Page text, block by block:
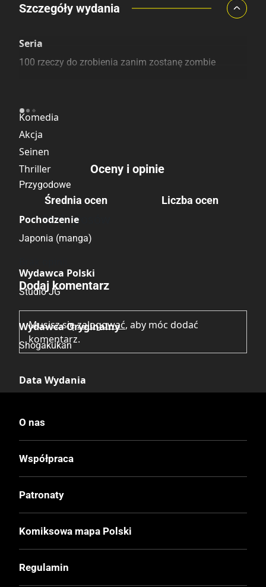
Porównaj ceny
Szczegóły wydania
Seria
100 rzeczy do zrobienia zanim zostanę zombie
Komedia
Akcja
Seinen
Thriller
Przygodowe
Pochodzenie
Japonia (manga)
Wydawca Polski
Studio JG
Wydawca Oryginalny
Shogakukan
Data Wydania
I
Druk
Miękka z obwolutą
Oceny i opinie
Średnia ocen
Brak głosów
Liczba ocen
Dodaj komentarz
Musisz sięzalogować, aby móc dodać
komentarz.
O nas
Współpraca
Patronaty
Komiksowa mapa Polski
Regulamin